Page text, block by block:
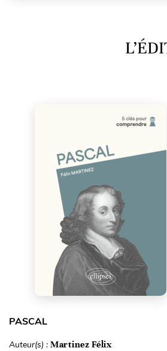
PASCAL
Auteur(s) : Martinez Félix